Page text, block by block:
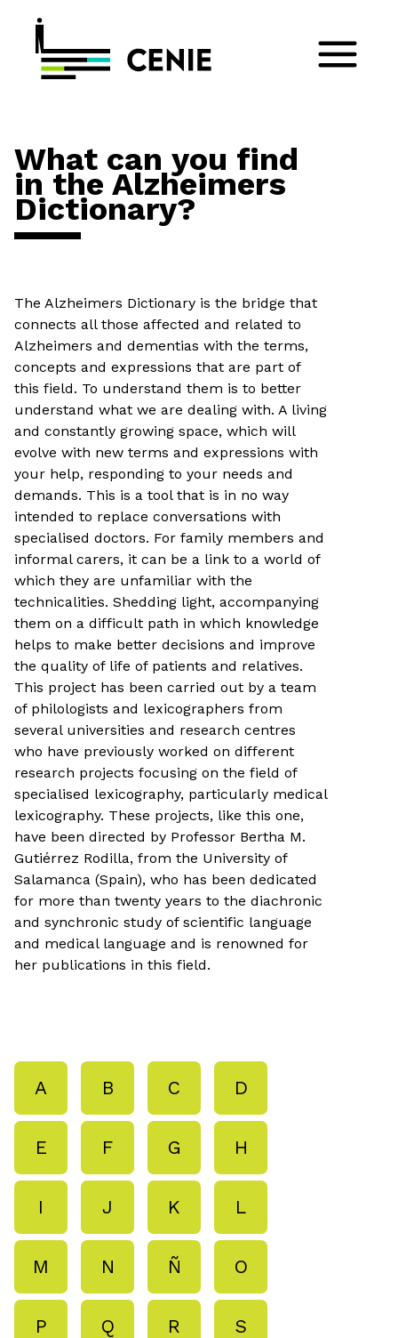
What can you find
in the Alzheimers
Dictionary?
The Alzheimers Dictionary is the bridge that
connects all those affected and related to
Alzheimers and dementias with the terms,
concepts and expressions that are part of
this field. To understand them is to better
understand what we are dealing with. A living
and constantly growing space, which will
evolve with new terms and expressions with
your help, responding to your needs and
demands. This is a tool that is in no way
intended to replace conversations with
specialised doctors. For family members and
informal carers, it can be a link to a world of
which they are unfamiliar with the
technicalities. Shedding light, accompanying
them on a difficult path in which knowledge
helps to make better decisions and improve
the quality of life of patients and relatives.
This project has been carried out by a team
of philologists and lexicographers from
several universities and research centres
who have previously worked on different
research projects focusing on the field of
specialised lexicography, particularly medical
lexicography. These projects, like this one,
have been directed by Professor Bertha M.
Gutiérrez Rodilla, from the University of
Salamanca (Spain), who has been dedicated
for more than twenty years to the diachronic
and synchronic study of scientific language
and medical language and is renowned for
her publications in this field.
A B C D
E F G H
I J K L
M N Ñ O
P Q R S